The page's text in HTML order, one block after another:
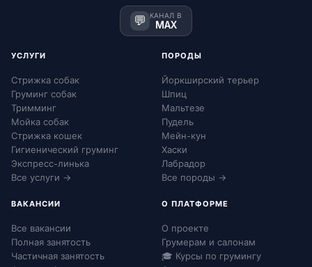
💬 КАНАЛ В
MAX
УСЛУГИ
Стрижка собак
Груминг собак
Тримминг
Мойка собак
Стрижка кошек
Гигиенический груминг
Экспресс-линька
Все услуги →
ПОРОДЫ
Йоркширский терьер
Шпиц
Мальтезе
Пудель
Мейн-кун
Хаски
Лабрадор
Все породы →
ВАКАНСИИ
Все вакансии
Полная занятость
Частичная занятость
О ПЛАТФОРМЕ
О проекте
Грумерам и салонам
🎓 Курсы по грумингу